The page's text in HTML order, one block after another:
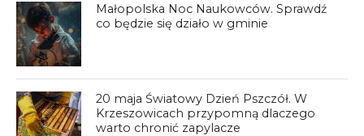
Małopolska Noc Naukowców. Sprawdź
co będzie się działo w gminie
20 maja Światowy Dzień Pszczół. W
Krzeszowicach przypomną dlaczego
warto chronić zapylacze